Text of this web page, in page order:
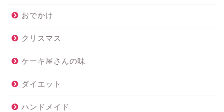
おでかけ
クリスマス
ケーキ屋さんの味
ダイエット
ハンドメイド